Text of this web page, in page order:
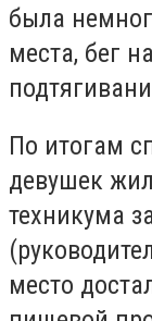
была
места, бег
По итогам
девушек
техникума
место